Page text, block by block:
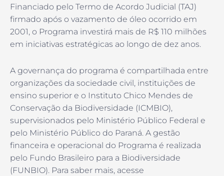
Financiado pelo Termo de Acordo Judicial (TAJ)
firmado após o vazamento de óleo ocorrido em
2001, o Programa investirá mais de R$ 110 milhões
em iniciativas estratégicas ao longo de dez anos.
A governança do programa é compartilhada entre
organizações da sociedade civil, instituições de
ensino superior e o Instituto Chico Mendes de
Conservação da Biodiversidade (ICMBIO),
supervisionados pelo Ministério Público Federal e
pelo Ministério Público do Paraná. A gestão
financeira e operacional do Programa é realizada
pelo Fundo Brasileiro para a Biodiversidade
(FUNBIO). Para saber mais, acesse